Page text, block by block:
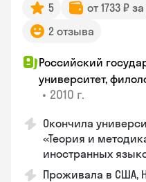
5 от 1733 ₽
2 отзыва
Российский
университет,
• 2010 г.
Окончила
«Теория и
иностранных
Проживала в США,